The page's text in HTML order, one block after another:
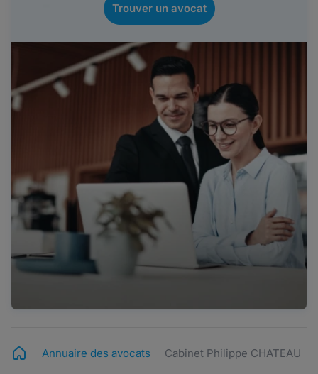
Trouver un avocat
Annuaire des avocats Cabinet Philippe CHATEAU